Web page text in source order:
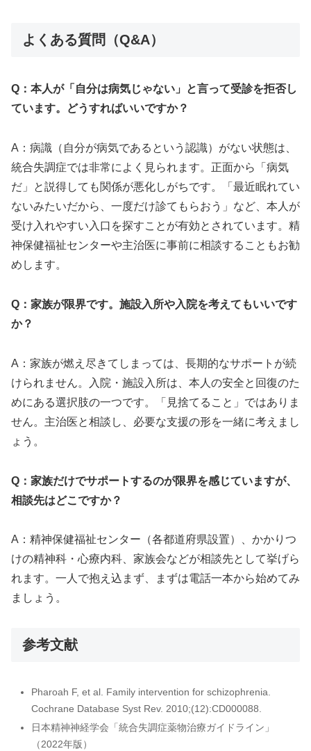
よくある質問（Q&A）
Q：本人が「自分は病気じゃない」と言って受診を拒否し
ています。どうすればいいですか？
A：病識（自分が病気であるという認識）がない状態は、
統合失調症では非常によく見られます。正面から「病気
だ」と説得しても関係が悪化しがちです。「最近眠れてい
ないみたいだから、一度だけ診てもらおう」など、本人が
受け入れやすい入口を探すことが有効とされています。精
神保健福祉センターや主治医に事前に相談することもお勧
めします。
Q：家族が限界です。施設入所や入院を考えてもいいです
か？
A：家族が燃え尽きてしまっては、長期的なサポートが続
けられません。入院・施設入所は、本人の安全と回復のた
めにある選択肢の一つです。「見捨てること」ではありま
せん。主治医と相談し、必要な支援の形を一緒に考えまし
ょう。
Q：家族だけでサポートするのが限界を感じていますが、
相談先はどこですか？
A：精神保健福祉センター（各都道府県設置）、かかりつ
けの精神科・心療内科、家族会などが相談先として挙げら
れます。一人で抱え込まず、まずは電話一本から始めてみ
ましょう。
参考文献
Pharoah F, et al. Family intervention for schizophrenia.
Cochrane Database Syst Rev. 2010;(12):CD000088.
日本精神神経学会「統合失調症薬物治療ガイドライン」
（2022年版）